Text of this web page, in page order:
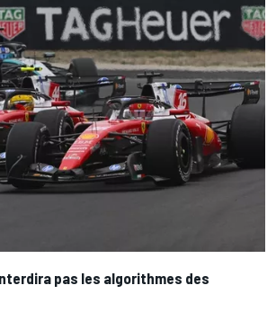
pas les algorithmes des